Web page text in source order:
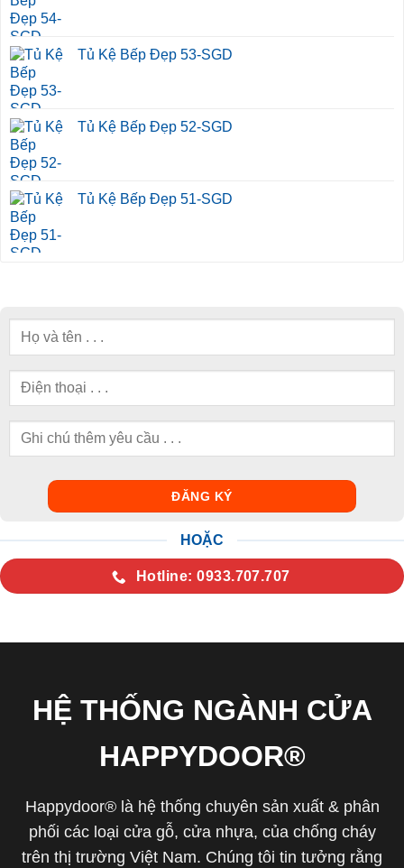
Tủ Kệ Bếp Đẹp 53-SGD
Tủ Kệ Bếp Đẹp 52-SGD
Tủ Kệ Bếp Đẹp 51-SGD
HOẶC
Hotline: 0933.707.707
HỆ THỐNG NGÀNH CỬA
HAPPYDOOR®
Happydoor® là hệ thống chuyên sản xuất & phân
phối các loại cửa gỗ, cửa nhựa, của chống cháy
trên thị trường Việt Nam. Chúng tôi tin tưởng rằng